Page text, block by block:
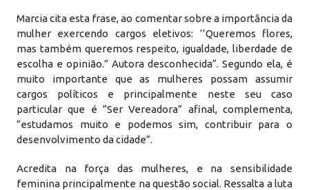
Marcia cita esta frase, ao comentar sobre a importância da
mulher exercendo cargos eletivos: ’’Queremos flores,
mas também queremos respeito, igualdade, liberdade de
escolha e opinião.” Autora desconhecida“. Segundo ela, é
muito importante que as mulheres possam assumir
cargos políticos e principalmente neste seu caso
particular que é “Ser Vereadora” afinal, complementa,
“estudamos muito e podemos sim, contribuir para o
desenvolvimento da cidade”.
Acredita na força das mulheres, e na sensibilidade
feminina principalmente na questão social. Ressalta a luta